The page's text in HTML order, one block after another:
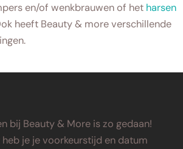
en/of wenkbrauwen of het harsen
heeft Beauty & more verschillende
bij Beauty & More is zo gedaan!
heb je je voorkeurstijd en datum